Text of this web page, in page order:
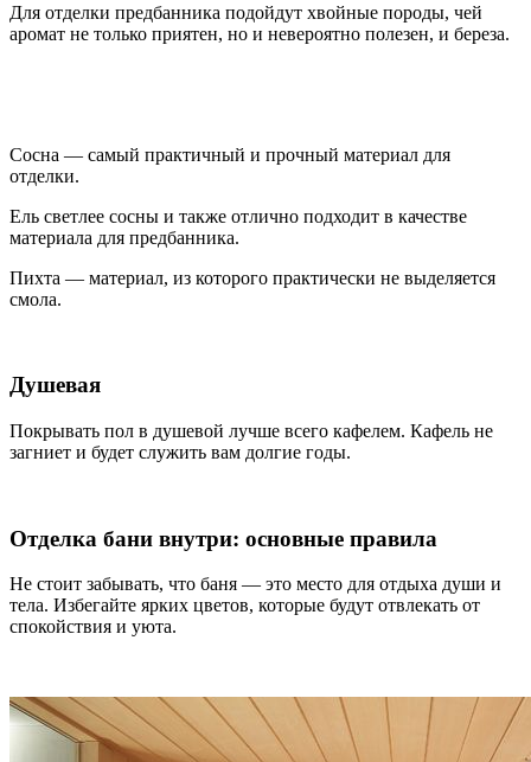
Для отделки предбанника подойдут хвойные породы, чей
аромат не только приятен, но и невероятно полезен, и береза.
Сосна — самый практичный и прочный материал для
отделки.
Ель светлее сосны и также отлично подходит в качестве
материала для предбанника.
Пихта — материал, из которого практически не выделяется
смола.
Душевая
Покрывать пол в душевой лучше всего кафелем. Кафель не
загниет и будет служить вам долгие годы.
Отделка бани внутри: основные правила
Не стоит забывать, что баня — это место для отдыха души и
тела. Избегайте ярких цветов, которые будут отвлекать от
спокойствия и уюта.